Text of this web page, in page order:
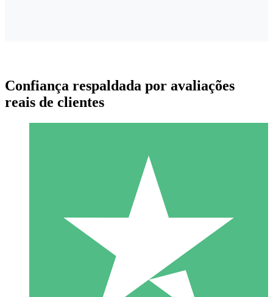
Pacotes de Créditos Individuais
Pague conforme o uso com créditos de download. Sem
1000
Confiança respaldada por avaliações
reais de clientes